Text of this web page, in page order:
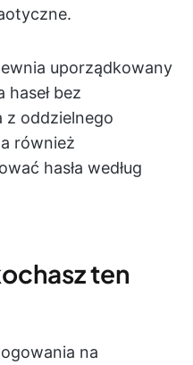
uporządkowany
bez
z oddzielnego
również
hasła według
ten
na